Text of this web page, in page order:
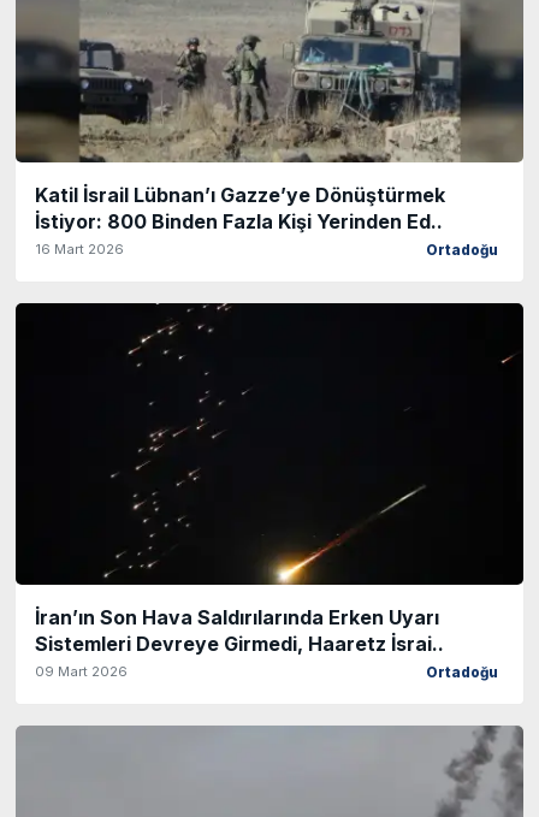
Katil İsrail Lübnan’ı Gazze’ye Dönüştürmek
İstiyor: 800 Binden Fazla Kişi Yerinden Ed..
16 Mart 2026 Ortadoğu
İran’ın Son Hava Saldırılarında Erken Uyarı
Sistemleri Devreye Girmedi, Haaretz İsrai..
09 Mart 2026 Ortadoğu